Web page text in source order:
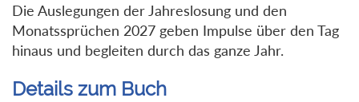
Die Auslegungen der Jahreslosung und den
Monatssprüchen 2027 geben Impulse über den Tag
hinaus und begleiten durch das ganze Jahr.
Details zum Buch